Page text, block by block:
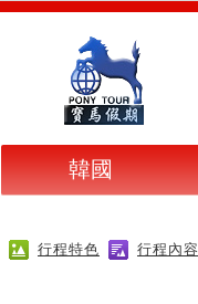
韓國
行程特色 行程內容